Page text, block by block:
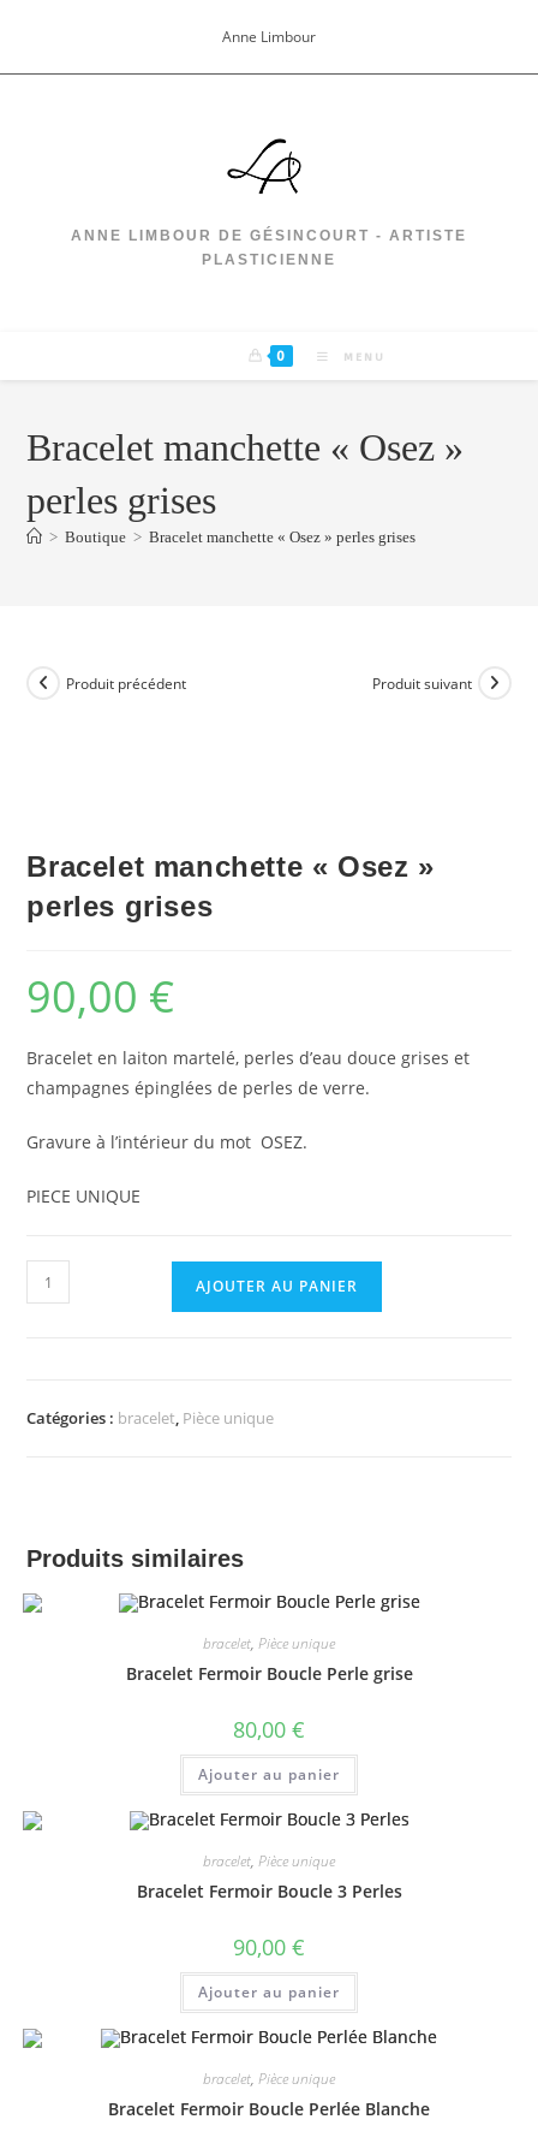
content
Anne Limbour
ANNE LIMBOUR DE GÉSINCOURT - ARTISTE
PLASTICIENNE
0 MENU
Bracelet manchette « Osez »
perles grises
> Boutique > Bracelet manchette « Osez » perles grises
Produit précédent Produit suivant
Bracelet manchette « Osez »
perles grises
90,00 €
Bracelet en laiton martelé, perles d’eau douce grises et
champagnes épinglées de perles de verre.
Gravure à l’intérieur du mot OSEZ.
PIECE UNIQUE
quantité
de
perles
AJOUTER AU PANIER
Catégories : bracelet, Pièce unique
Produits similaires
bracelet, Pièce unique
Bracelet Fermoir Boucle Perle grise
80,00 €
Ajouter au panier
bracelet, Pièce unique
Bracelet Fermoir Boucle 3 Perles
90,00 €
Ajouter au panier
bracelet, Pièce unique
Bracelet Fermoir Boucle Perlée Blanche